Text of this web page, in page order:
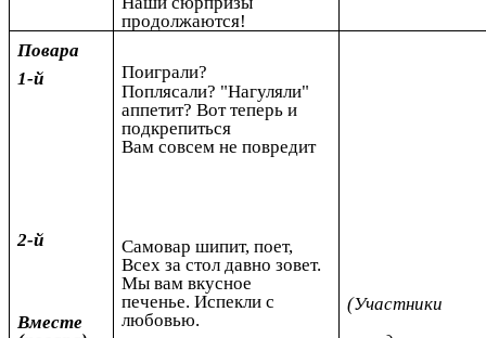
продолжаются!
Повара
1-й
2-й
Вместе
Поиграли?
Поплясали? "Нагуляли"
аппетит? Вот теперь и
подкрепиться
Вам совсем не повредит
Самовар шипит, поет,
Всех за стол давно зовет.
Мы вам вкусное
печенье. Испекли с
любовью.
(Участники